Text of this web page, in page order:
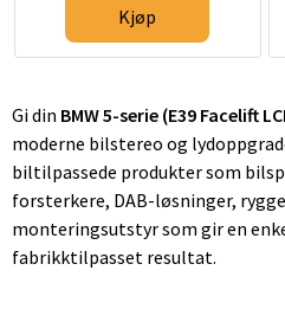
Kjøp
Gi din BMW 5-serie (E39 Facelift
moderne bilstereo og
biltilpassede produkter som
forsterkere, DAB-løsninger,
monteringsutstyr som gir en
fabrikktilpasset resultat.